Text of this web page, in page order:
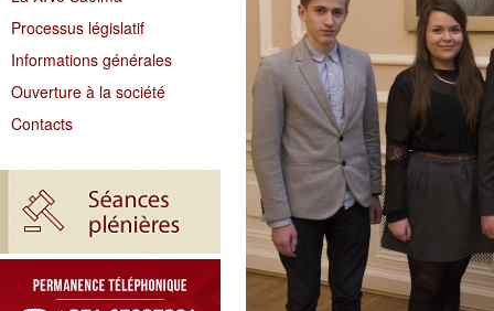
Processus législatif
Informations générales
Ouverture à la société
Contacts